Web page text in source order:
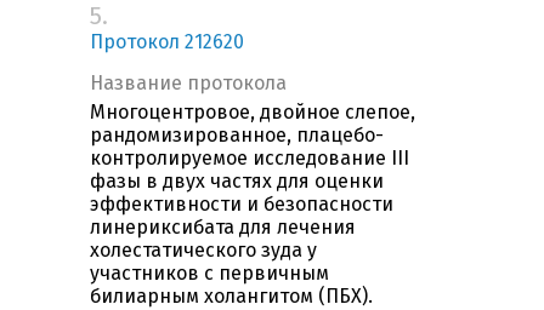
5.
Протокол 212620
Название протокола
Многоцентровое, двойное слепое,
рандомизированное, плацебо-
контролируемое исследование III
фазы в двух частях для оценки
эффективности и безопасности
линериксибата для лечения
холестатического зуда у
участников с первичным
билиарным холангитом (ПБХ).